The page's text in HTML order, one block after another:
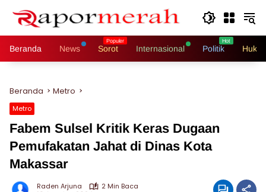
Beranda News Sorot Internasional Politik
Beranda Metro
Metro
Fabem Sulsel Kritik Keras Dugaan
Pemufakatan Jahat di Dinas Kota
Makassar
Raden Arjuna
2 Min Baca